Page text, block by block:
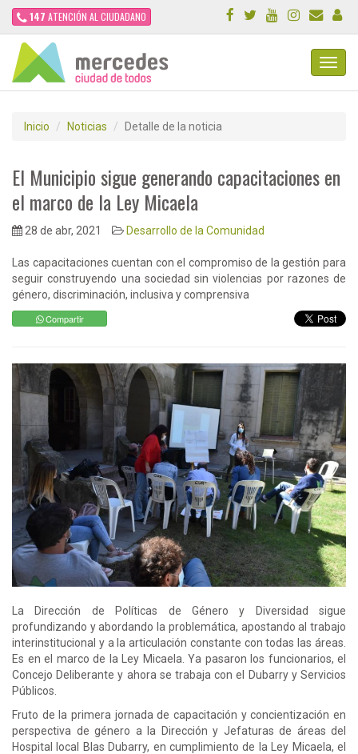
147 ATENCIÓN AL CIUDADANO
Inicio Noticias Detalle de la noticia
El Municipio sigue generando capacitaciones en
el marco de la Ley Micaela
28 de abr, 2021 Desarrollo de la Comunidad
Las capacitaciones cuentan con el compromiso de la gestión para
seguir construyendo una sociedad sin violencias por razones de
género, discriminación, inclusiva y comprensiva
Compartir
La Dirección de Políticas de Género y Diversidad sigue
profundizando y abordando la problemática, apostando al trabajo
interinstitucional y a la articulación constante con todas las áreas.
Es en el marco de la Ley Micaela. Ya pasaron los funcionarios, el
Concejo Deliberante y ahora se trabaja con el Dubarry y Servicios
Públicos.
Fruto de la primera jornada de capacitación y concientización en
perspectiva de género a la Dirección y Jefaturas de áreas del
Hospital local Blas Dubarry, en cumplimiento de la Ley Micaela, el